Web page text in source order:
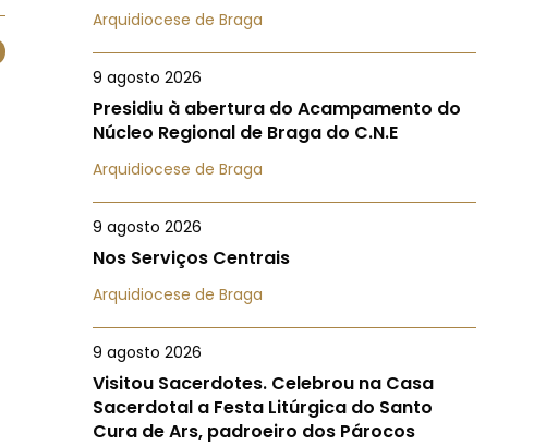
Arquidiocese de Braga
9 agosto 2026
Presidiu à abertura do Acampamento do
Núcleo Regional de Braga do C.N.E
Arquidiocese de Braga
9 agosto 2026
Nos Serviços Centrais
Arquidiocese de Braga
9 agosto 2026
Visitou Sacerdotes. Celebrou na Casa
Sacerdotal a Festa Litúrgica do Santo
Cura de Ars, padroeiro dos Párocos